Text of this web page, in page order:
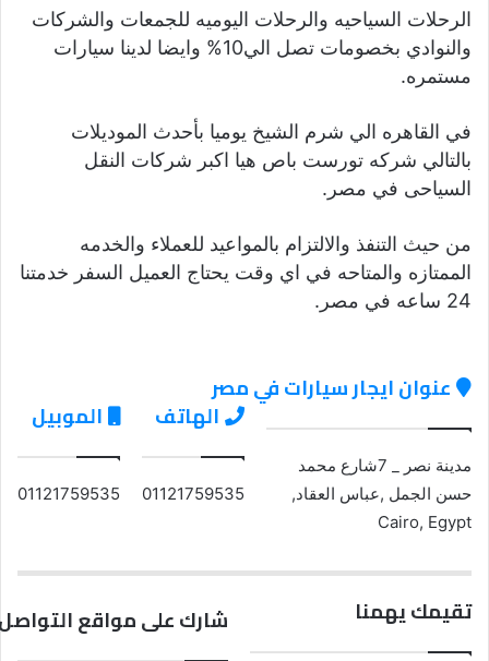
الرحلات السياحيه والرحلات اليوميه للجمعات والشركات
والنوادي بخصومات تصل الي10% وايضا لدينا سيارات
مستمره.
في القاهره الي شرم الشيخ يوميا بأحدث الموديلات
بالتالي شركه تورست باص هيا اكبر شركات النقل
السياحى في مصر.
من حيث التنفذ والالتزام بالمواعيد للعملاء والخدمه
الممتازه والمتاحه في اي وقت يحتاج العميل السفر خدمتنا
24 ساعه في مصر.
عنوان ايجار سيارات في مصر
مدينة نصر _ 7شارع محمد
حسن الجمل ,عباس العقاد,
Cairo, Egypt
الهاتف
01121759535
الموبيل
01121759535
تقيمك يهمنا شارك على مواقع